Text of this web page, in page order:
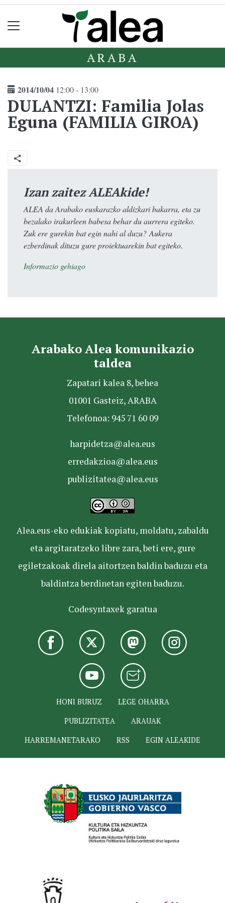
ARABA
2014/10/04 12:00 - 13:00
DULANTZI: Familia Jolas
Eguna (FAMILIA GIROA)
Izan zaitez ALEAkide!
ALEA da Arabako euskarazko aldizkari bakarra, eta zu
bezalako irakurleen babesa behar du aurrera egiteko.
Zuk ere gurekin bat egin nahi al duzu? Aukera
ezberdinak dituzu gure proiektuarekin bat egiteko.
Informazio gehiago
Arabako Alea komunikazio
taldea
Zapatari kalea 8, behea
01001 Gasteiz, ARABA
Telefonoa: 945 71 60 09
harpidetza@alea.eus
erredakzioa@alea.eus
publizitatea@alea.eus
Alea.eus-eko edukiak kopiatu, moldatu, zabaldu
eta argitaratzeko libre zara, beti ere, gure
egiletzakoak direla aitortzen baldin baduzu eta
baldintza berdinetan egiten baduzu.
Codesyntaxek garatua
HONI BURUZ
LEGE OHARRA
PUBLIZITATEA
ARAUAK
HARREMANETARAKO
RSS EGIN ALEAKIDE